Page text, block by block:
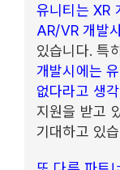
유니티는 XR
AR/VR 개발
있습니다. 특
개발시에는
없다라고 생각
지원을 받고
기대하고 있